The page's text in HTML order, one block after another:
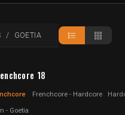
GOETIA
18
Frenchcore - Hardcore
- Goetia